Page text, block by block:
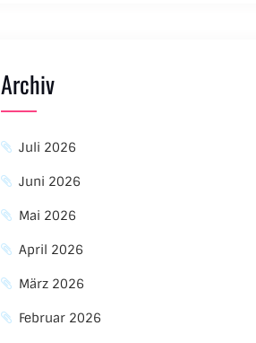
Archiv
Juli 2026
Juni 2026
Mai 2026
April 2026
März 2026
Februar 2026